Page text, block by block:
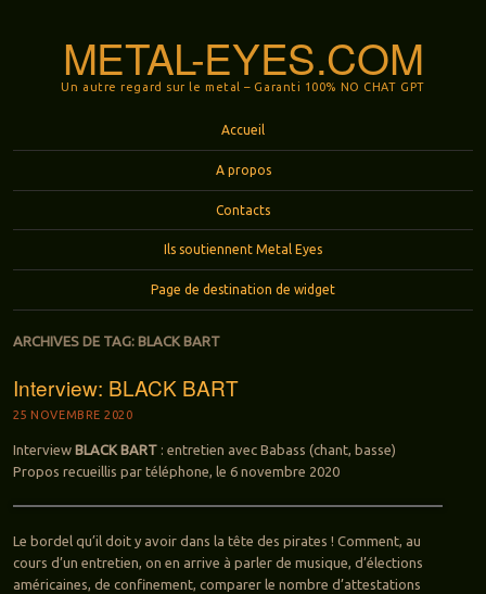
METAL-EYES.COM
Un autre regard sur le metal – Garanti 100% NO CHAT GPT
Accueil
A propos
Contacts
Ils soutiennent Metal Eyes
Page de destination de widget
ARCHIVES DE TAG: BLACK BART
Interview: BLACK BART
25 NOVEMBRE 2020
Interview BLACK BART : entretien avec Babass (chant, basse)
Propos recueillis par téléphone, le 6 novembre 2020
Le bordel qu’il doit y avoir dans la tête des pirates ! Comment, au
cours d’un entretien, on en arrive à parler de musique, d’élections
américaines, de confinement, comparer le nombre d’attestations